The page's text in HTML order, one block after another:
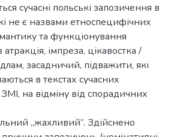
сучасні польські запозичення в
не є назвами етноспецифічних
та функціонування
атракція, імпреза, цікавостка /
засадничий, підважити, які
в текстах сучасних
на відміну від спорадичних
„жахливий”. Здійснено